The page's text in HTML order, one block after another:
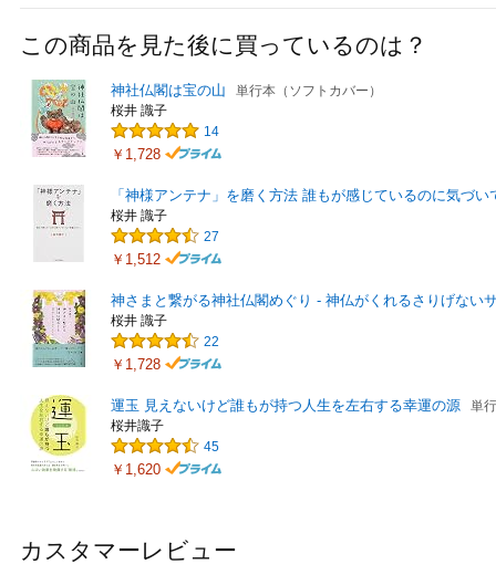
この商品を見た後に買っているのは？
神社仏閣は宝の山
単行本（ソフトカバー）
桜井 識子
14
￥1,728
「神様アンテナ」を磨く方法 誰もが感じているのに気づ
桜井 識子
27
￥1,512
神さまと繋がる神社仏閣めぐり - 神仏がくれるさりげない
桜井 識子
22
￥1,728
運玉 見えないけど誰もが持つ人生を左右する幸運の源
単
桜井識子
45
￥1,620
カスタマーレビュー